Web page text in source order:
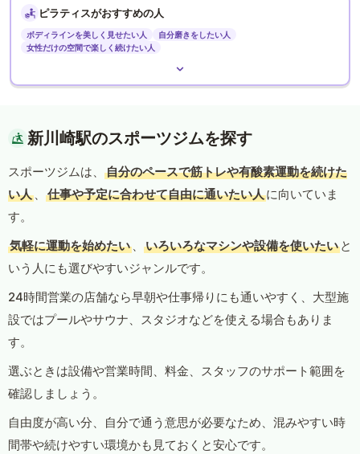
ピラティスがおすすめの人
ボディラインを美しく見せたい人
自分磨きをしたい人
女性だけの空間で楽しく続けたい人
新川崎駅のスポーツジムを探す
スポーツジムは、
自分のペースで筋トレや有酸素運動を続けた
い人 、 仕事や予定に合わせて自由に通いたい人に向いていま
す。
気軽に運動を始めたい 、 いろいろなマシンや設備を使いたい と
いう人にも選びやすいジャンルです。
24時間営業の店舗なら早朝や仕事帰りにも通いやすく、大型施
設ではプールやサウナ、スタジオなどを使える場合もありま
す。
選ぶときは設備や営業時間、料金、スタッフのサポート範囲を
確認しましょう。
自由度が高い分、自分で通う意思が必要なため、混みやすい時
間帯や続けやすい環境かも見ておくと安心です。